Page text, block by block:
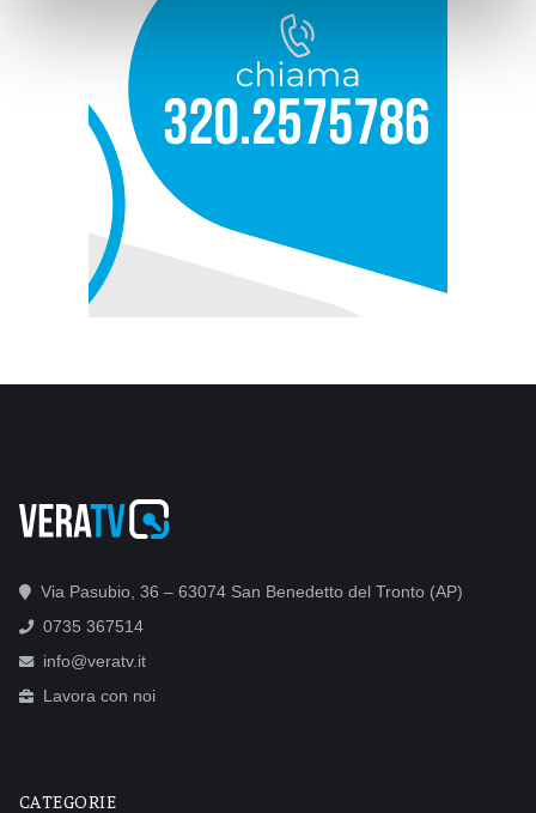
Via Pasubio, 36 – 63074 San Benedetto del Tronto (AP)
0735 367514
info@veratv.it
Lavora con noi
CATEGORIE